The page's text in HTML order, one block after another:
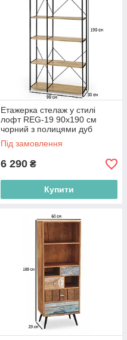
Етажерка стелаж у стилі
лофт REG-19 90х190 см
чорний з полицями дуб
сонома для офісу
Під замовлення
6 290 ₴
Купити